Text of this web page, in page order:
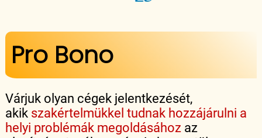
Jelenlegi hely
Pro Bono
Várjuk olyan cégek jelentkezését,
akik szakértelmükkel tudnak hozzájárulni a
helyi problémák megoldásához az